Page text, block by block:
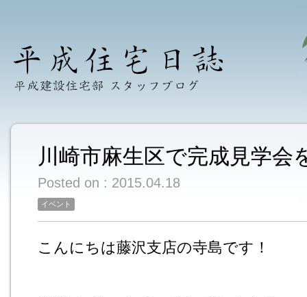
川崎市麻生区で完成見学会
Posted on : 2015.04.18
イベント
こんにちは藤沢支店の寺島です！